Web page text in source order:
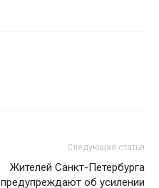
Следующая статья
Жителей Санкт-Петербурга
предупреждают об усилении